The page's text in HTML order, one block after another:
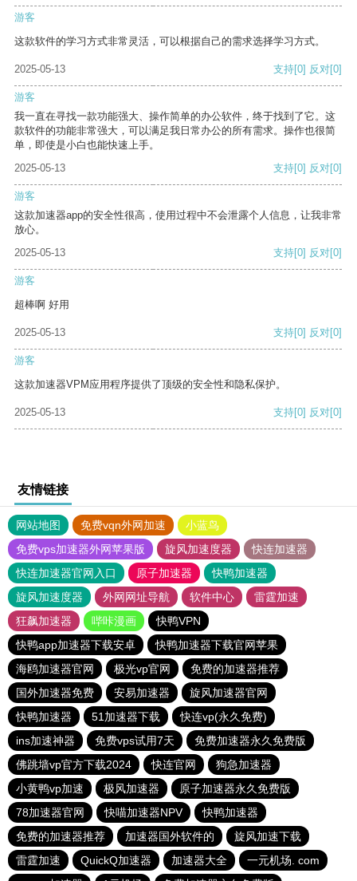
游客
这款软件的学习方式非常灵活，可以根据自己的需求选择学习方式。
2025-05-13 支持[0] 反对[0]
游客
我一直在寻找一款功能强大、操作简单的办公软件，终于找到了它。这
款软件的功能非常强大，可以满足我日常办公的所有需求。操作也很简
单，即使是小白也能快速上手。
2025-05-13
支持[0] 反对[0]
游客
这款加速器app的安全性很高，使用过程中不会泄露个人信息，让我非常
放心。
2025-05-13
支持[0] 反对[0]
游客
超棒啊 好用
2025-05-13 支持[0] 反对[0]
游客
这款加速器VPM应用程序提供了顶级的安全性和隐私保护。
2025-05-13 支持[0] 反对[0]
友情链接
网站地图 免费vqn外网加速
小蓝鸟
免费vps加速器外网苹果版
旋风加速度器
快连加速器
快连加速器官网入口
原子加速器
快鸭加速器
旋风加速度器
外网网址导航 软件中心
雷霆加速
狂飙加速器
哔咔漫画
快鸭VPN
快鸭app加速器下载安卓
快鸭加速器下载官网苹果
海鸥加速器官网
极光vp官网
免费的加速器推荐
国外加速器免费
安易加速器
旋风加速器官网
快鸭加速器
51加速器下载
快连vp(永久免费)
ins加速神器
免费vps试用7天
免费加速器永久免费版
佛跳墙vp官方下载2024
快连官网
狗急加速器
小黄鸭vp加速
极风加速器
原子加速器永久免费版
78加速器官网
快喵加速器NPV
快鸭加速器
免费的加速器推荐
加速器国外软件的
旋风加速下载
雷霆加速
QuickQ加速器 加速器大全
一元机场. com